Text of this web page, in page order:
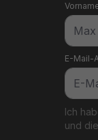
E-Mail-
Ich
und die